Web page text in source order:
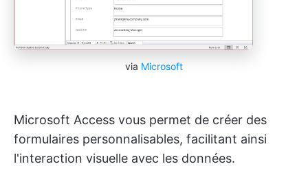
via Microsoft
Microsoft Access vous permet de créer des
formulaires personnalisables, facilitant ainsi
l'interaction visuelle avec les données.